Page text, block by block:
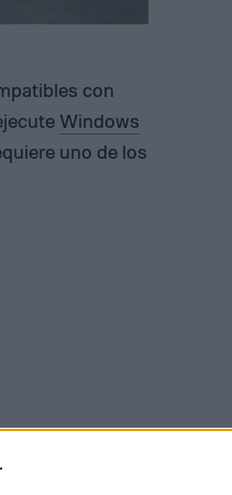
con
Windows
uno de los